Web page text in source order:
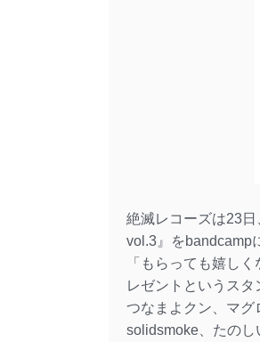
絶滅レコーズは23
vol​.​3』をbandcamp
「もらっても嬉し
レゼントというスタ
つなまよクン、マグ
solidsmoke、たの